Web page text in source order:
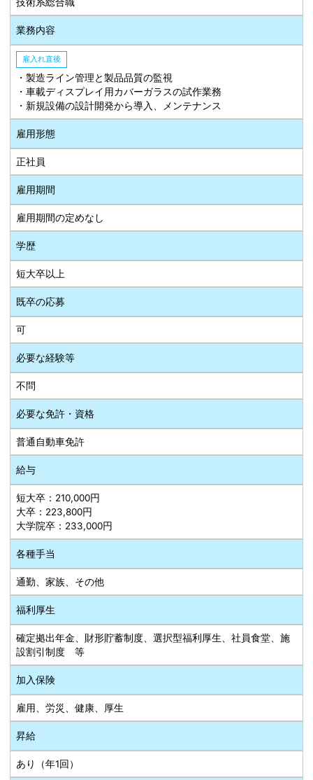
業務内容
雇入れ直後
・製造ライン管理と製品品質の監視
・車載ディスプレイ用カバーガラスの試作業務
・新規設備の設計開発から導入、メンテナンス
雇用形態
正社員
雇用期間
雇用期間の定めなし
学歴
短大卒以上
既卒の応募
可
必要な経験等
不問
必要な免許・資格
普通自動車免許
給与
短大卒：210,000円
大卒：223,800円
大学院卒：233,000円
各種手当
通勤、家族、その他
福利厚生
確定拠出年金、財形貯蓄制度、選択型福利厚生、社員食堂、施
設割引制度 等
加入保険
雇用、労災、健康、厚生
昇給
あり（年1回）